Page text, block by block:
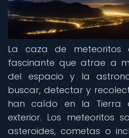
La caza de meteoritos
fascinante que atrae a
del espacio y la
buscar, detectar y
han caído en la Tierra
exterior. Los meteoritos
asteroides, cometas o